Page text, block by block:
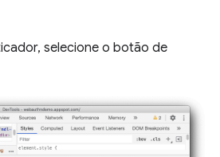
selecione o botão de